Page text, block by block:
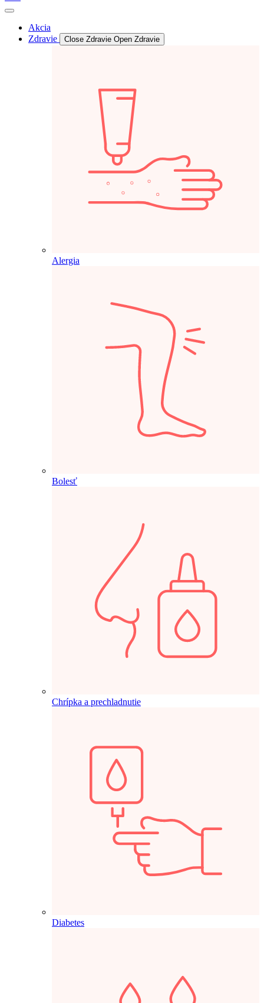
Akcia
Zdravie
Close Zdravie Open Zdravie
Alergia
Bolesť
Chrípka a prechladnutie
Diabetes